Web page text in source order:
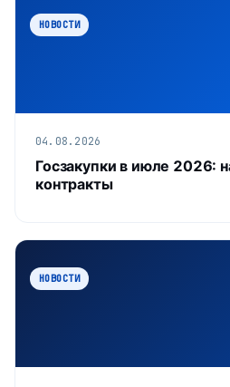
НОВОСТИ
04.08.2026
Госзакупки в июле 2026:
контракты
НОВОСТИ